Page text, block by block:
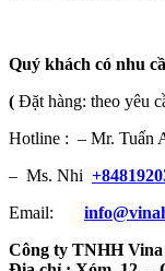
Quý khách có nhu
( Đặt hàng: theo yêu
Hotline : – Mr. Tuấn
– Ms. Nhi
Email:
Công ty TNHH